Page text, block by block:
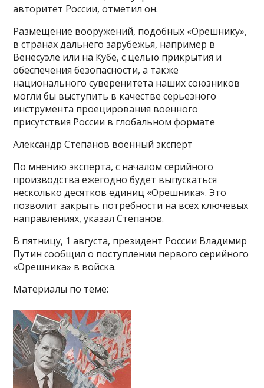
авторитет России, отметил он.
Размещение вооружений, подобных «Орешнику»,
в странах дальнего зарубежья, например в
Венесуэле или на Кубе, с целью прикрытия и
обеспечения безопасности, а также
национального суверенитета наших союзников
могли бы выступить в качестве серьезного
инструмента проецирования военного
присутствия России в глобальном формате
Александр Степанов военный эксперт
По мнению эксперта, с началом серийного
производства ежегодно будет выпускаться
несколько десятков единиц «Орешника». Это
позволит закрыть потребности на всех ключевых
направлениях, указал Степанов.
В пятницу, 1 августа, президент России Владимир
Путин сообщил о поступлении первого серийного
«Орешника» в войска.
Материалы по теме: